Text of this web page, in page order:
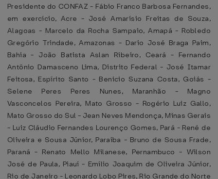
Presidente do CONFAZ - Fábio Franco Barbosa Fernandes,
em exercício, Acre - José Amarísio Freitas de Souza,
Alagoas - Marcelo da Rocha Sampaio, Amapá - Robledo
Gregório Trindade, Amazonas - Dario José Braga Paim,
Bahia - João Batista Aslan Ribeiro, Ceará - Fernando
Antônio Damasceno Lima, Distrito Federal - José Itamar
Feitosa, Espírito Santo - Benicio Suzana Costa, Goiás -
Selene Peres Peres Nunes, Maranhão - Magno
Vasconcelos Pereira, Mato Grosso - Rogério Luiz Gallo,
Mato Grosso do Sul - Jean Neves Mendonça, Minas Gerais
- Luiz Cláudio Fernandes Lourenço Gomes, Pará - René de
Oliveira e Sousa Júnior, Paraíba - Bruno de Sousa Frade,
Paraná - Renato Mello Milanese, Pernambuco - Wilson
José de Paula, Piauí - Emílio Joaquim de Oliveira Júnior,
Rio de Janeiro - Leonardo Lobo Pires, Rio Grande do Norte